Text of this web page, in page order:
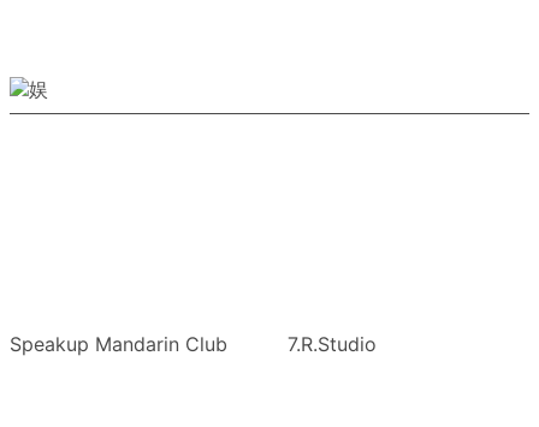
Speakup Mandarin Club 7.R.Studio